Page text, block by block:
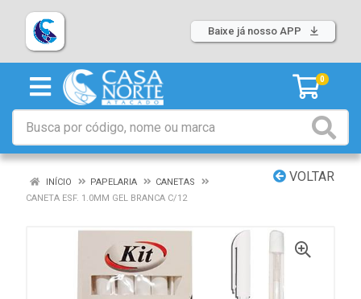
Baixe já nosso APP
0
VOLTAR
INÍCIO PAPELARIA
CANETAS
CANETA ESF. 1.0MM GEL BRANCA C/12